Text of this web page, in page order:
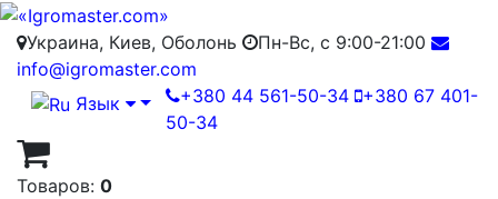
Украина, Киев, Оболонь
Пн-Вс, с 9:00-21:00
info@igromaster.com
Язык
+380 44 561-50-34 +380 67 401-
50-34
Товаров: 0